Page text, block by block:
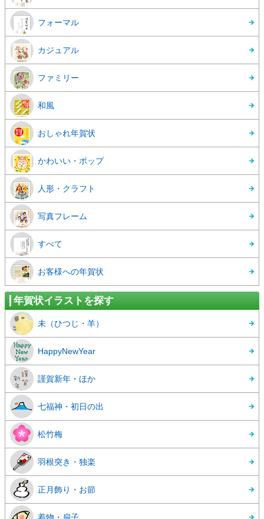
フォーマル
カジュアル
ファミリー
和風
おしゃれ年賀状
かわいい・ポップ
人形・クラフト
写真フレーム
すべて
お客様への年賀状
年賀状イラストを探す
未（ひつじ・羊）
HappyNewYear
謹賀新年・ほか
七福神・初日の出
松竹梅
羽根突き・独楽
正月飾り・お節
着物・扇子